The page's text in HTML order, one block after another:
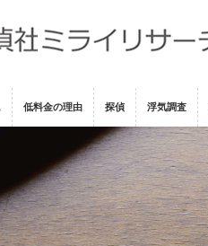
低料金の理由 探偵 浮気調査